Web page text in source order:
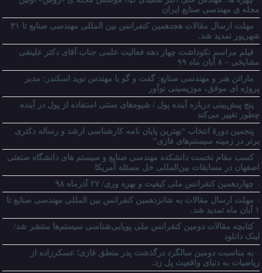
مجله ی مهندسی صنایع ایران
مهلت ارسال مقالات هجدهمین کنفرانس بین المللی مهندسی صنایع تا ۳۱
شهریور تمدید شد.
فیلم مراسم نکوداشت چهار دهه فعالیت علمی جناب آقای دکتر علینقی
مشایخی – ۸ آبان ماه ۹۹
ماراتن هنر و مهندسی صنایع: گفت و گو با مهندس نوید اسکندر: مدیر
پروژه ای موفق، موزیسینی نوآور
پنج پیش‌بینی درباره آینده پول / شیوه‌های سنتی استفاده از پول در آینده
چطور تغییر می‌کند
پنجمین دورۀ انتخاب “بهترین پایان ­نامه کارشناسی­ ارشد و رساله دکتری
برتر در زمینه سیستم‌های فازی”
کسب مقام نخست دانشکده مهندسی صنایع و سیستم های دانشگاه صنعتی
اصفهان در مسابقات بین‌المللی حل مسئله آمریکا
چهاردهمین کنفرانس ملی کیفیت و بهره وری/ ۲۷ آذرماه ۹۸
مهلت ارسال مقالات به شانزدهمین کنفرانس بین المللی مهندسی صنایع تا
۱ آبان ماه تمدید شد.
کتابچه مقالات دومین کنفرانس ملی پویایی‌شناسی سیستم‌ها منتشر شد/
لینک دانلود
به مناسبت دومین سالگرد درگذشت پدر منطق فازی؛ عسکرزاده از
ریاضیات به دنیای واقعیت پل زد.